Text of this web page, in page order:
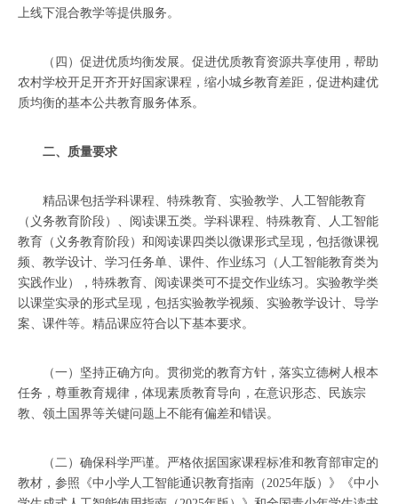
上线下混合教学等提供服务。
（四）促进优质均衡发展。促进优质教育资源共享使用，帮助
农村学校开足开齐开好国家课程，缩小城乡教育差距，促进构建优
质均衡的基本公共教育服务体系。
二、质量要求
精品课包括学科课程、特殊教育、实验教学、人工智能教育
（义务教育阶段）、阅读课五类。学科课程、特殊教育、人工智能
教育（义务教育阶段）和阅读课四类以微课形式呈现，包括微课视
频、教学设计、学习任务单、课件、作业练习（人工智能教育类为
实践作业），特殊教育、阅读课类可不提交作业练习。实验教学类
以课堂实录的形式呈现，包括实验教学视频、实验教学设计、导学
案、课件等。精品课应符合以下基本要求。
（一）坚持正确方向。贯彻党的教育方针，落实立德树人根本
任务，尊重教育规律，体现素质教育导向，在意识形态、民族宗
教、领土国界等关键问题上不能有偏差和错误。
（二）确保科学严谨。严格依据国家课程标准和教育部审定的
教材，参照《中小学人工智能通识教育指南（2025年版）》《中小